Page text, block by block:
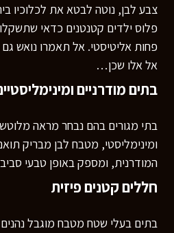
צבע לבן, נוטה לבטא את
פלוס ילדים קטנטנים כדאי
פחות אליטיסטי. אל תאמרו נואש גם
אל אלו שכן…
בתים מודרניים
בתי מגורים בהם נבחר מראה מלוטש
ומינימליסטי, מטבח לבן מבריק
המודרנית, ומספק באופן טבעי
חללים קטנים פיזית
בתים בעלי שטח מטבח מוגבל